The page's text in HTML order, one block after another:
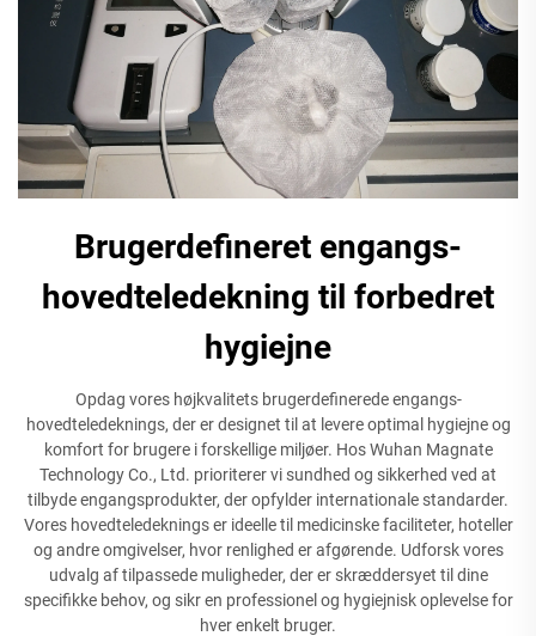
Brugerdefineret engangs-
hovedteledekning til forbedret
hygiejne
Opdag vores højkvalitets brugerdefinerede engangs-
hovedteledeknings, der er designet til at levere optimal hygiejne og
komfort for brugere i forskellige miljøer. Hos Wuhan Magnate
Technology Co., Ltd. prioriterer vi sundhed og sikkerhed ved at
tilbyde engangsprodukter, der opfylder internationale standarder.
Vores hovedteledeknings er ideelle til medicinske faciliteter, hoteller
og andre omgivelser, hvor renlighed er afgørende. Udforsk vores
udvalg af tilpassede muligheder, der er skræddersyet til dine
specifikke behov, og sikr en professionel og hygiejnisk oplevelse for
hver enkelt bruger.